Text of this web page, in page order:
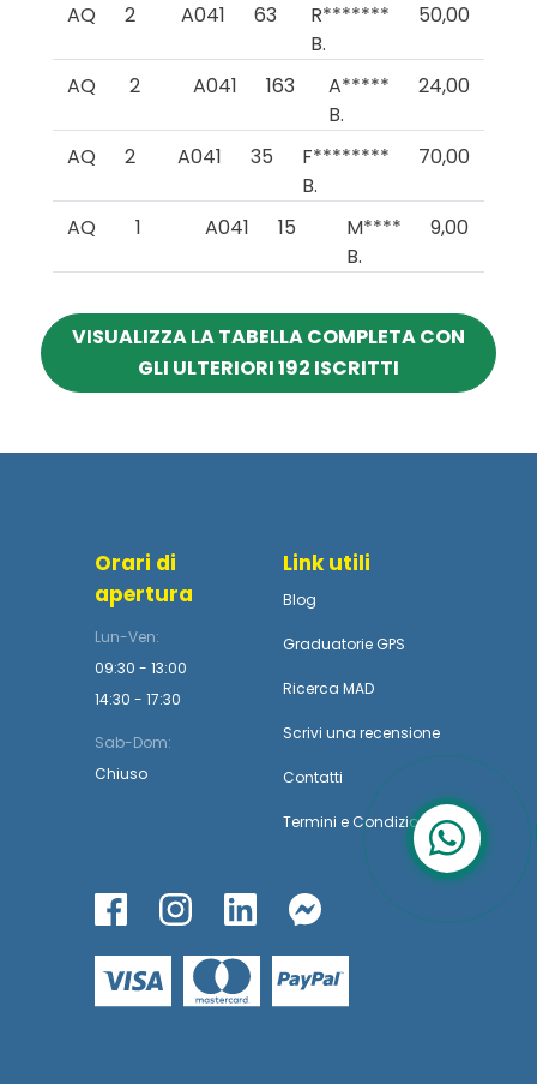
AQ 2 A041 63
R*******
B.
50,00
AQ 2 A041 163
A*****
B.
24,00
AQ 2 A041 35
F********
B.
70,00
AQ 1 A041 15
M****
B.
9,00
VISUALIZZA LA TABELLA COMPLETA CON
GLI ULTERIORI 192 ISCRITTI
Orari di
apertura
Lun-Ven:
09:30 - 13:00
14:30 - 17:30
Sab-Dom:
Chiuso
Link utili
Blog
Graduatorie GPS
Ricerca MAD
Scrivi una recensione
Contatti
Termini e Condizioni